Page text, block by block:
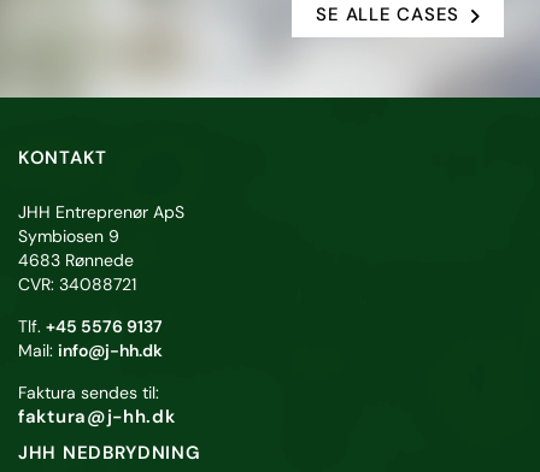
SE ALLE CASES
KONTAKT
JHH Entreprenør ApS
Symbiosen 9
4683 Rønnede
CVR: 34088721
Tlf. +45 5576 9137
Mail: info@j-hh.dk
Faktura sendes til:
faktura@j-hh.dk
JHH NEDBRYDNING